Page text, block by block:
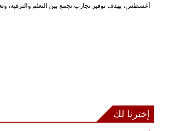
أغسطس، بهدف توفير تجارب تجمع بين التعلم والترفيه،
إخترنا لك